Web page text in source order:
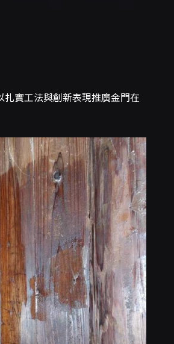
實工法與創新表現推廣金門在